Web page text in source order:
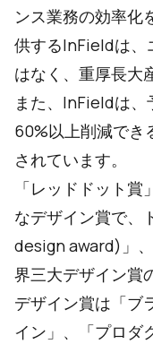
ンス業務の効率化
供するInFieldは、
はなく、重厚長大
また、InFieldは、
60%以上削減でき
されています。
「レッドドット
なデザイン賞で、
design award)」
界三大デザイン賞
デザイン賞は「ブ
イン」、「プロダ